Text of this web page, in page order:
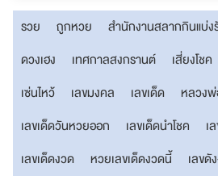
รวย ถูกหวย สำนักงานสลากกินแบ่ง
ดวงเฮง
เทศกาลสงกรานต์ เสี่ยงโชค
เซ่นไหว้
เลขมงคล เลขเด็ด หลวง
เลขเด็ดวันหวยออก
เลขเด็ดนำโชค
เ
เลขเด็ดงวด
หวยเลขเด็ดงวดนี้ เลขดั